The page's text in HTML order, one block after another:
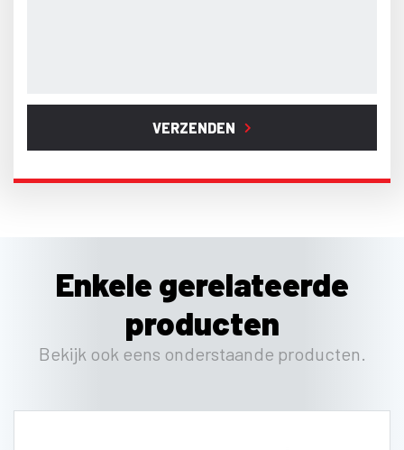
VERZENDEN
Enkele gerelateerde
producten
Bekijk ook eens onderstaande producten.